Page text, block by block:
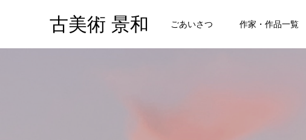
古美術 景和 ごあいさつ 作家・作品一覧